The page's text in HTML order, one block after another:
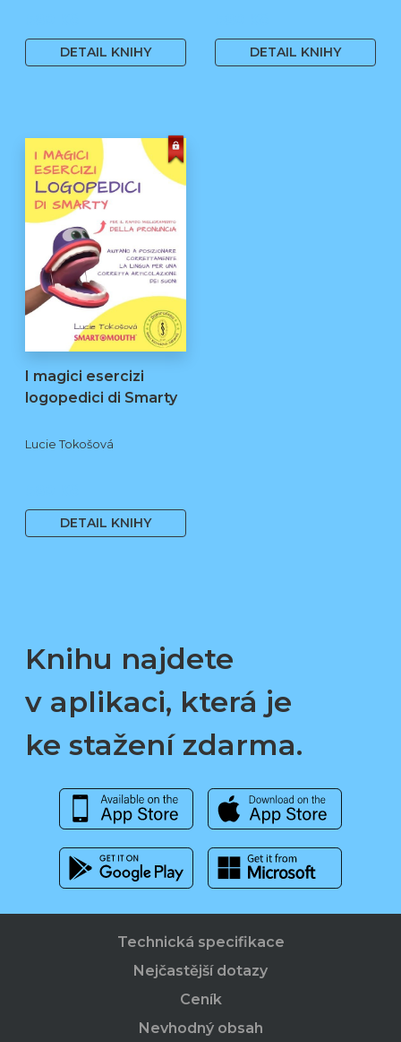
DETAIL KNIHY DETAIL KNIHY
I magici esercizi
logopedici di Smarty
Lucie Tokošová
DETAIL KNIHY
Knihu najdete
v aplikaci, která je
ke stažení zdarma.
Technická specifikace
Nejčastější dotazy
Ceník
Nevhodný obsah